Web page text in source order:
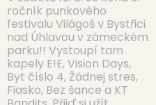
ročník punkového
festivalu Világoš v Bystřici
nad Úhlavou v zámeckém
parku!! Vystoupí tam
kapely E!E, Vision Days,
Byt číslo 4, Žádnej stres,
Fiasko, Bez šance a KT